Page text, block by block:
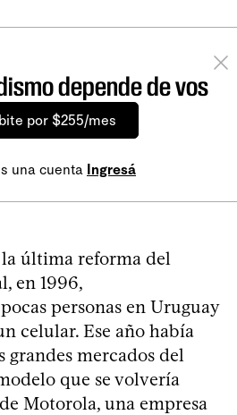
depende de vos
por $255/mes
una cuenta Ingresá
última reforma del
en 1996,
personas en Uruguay
celular. Ese año había
grandes mercados del
que se volvería
Motorola, una empresa